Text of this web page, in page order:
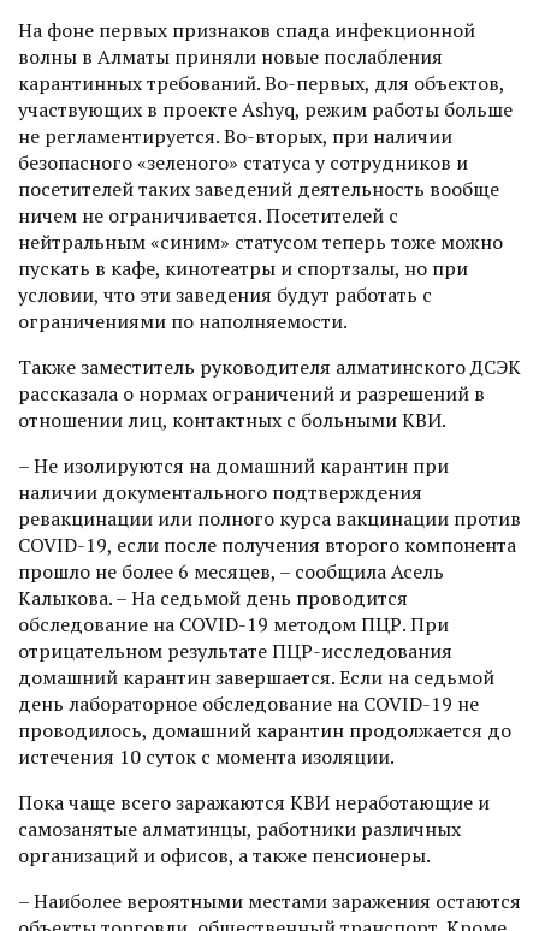
На фоне первых признаков спада инфекционной
волны в Алматы приняли новые послаб­ления
карантинных требований. Во-первых, для объектов,
участвую­щих в проекте Ashyq, режим работы больше
не рег­ламентируется. Во-вторых, при наличии
безопасного «зеленого» статуса у сотрудников и
посетителей таких заведений дея­тельность вообще
ничем не ограничивается. Посетителей с
нейтральным «синим» статусом теперь тоже можно
пускать в кафе, кинотеатры и спортзалы, но при
условии, что эти заведения будут работать с
ограничениями по наполняемости.
Также заместитель руководителя алматинского ДСЭК
рассказала о нормах ограничений и разрешений в
отношении лиц, контактных с больными КВИ.
– Не изолируются на домашний карантин при
наличии документального подтверждения
ревакцинации или полного курса вакцинации против
COVID-19, если после получения второго компонента
прошло не более 6 месяцев, – сообщила Асель
Калыкова. – На седьмой день проводится
обследование на COVID-19 методом ПЦР. При
отрицательном результате ПЦР-исследования
домашний карантин завершается. Если на седьмой
день лабораторное обследование на COVID-19 не
проводилось, домашний карантин продолжается до
истечения 10 суток с момента изоляции.
Пока чаще всего заражаются КВИ неработающие и
самозанятые алматинцы, работники различных
организаций и офисов, а также пенсионеры.
– Наиболее вероятными мес­тами заражения остаются